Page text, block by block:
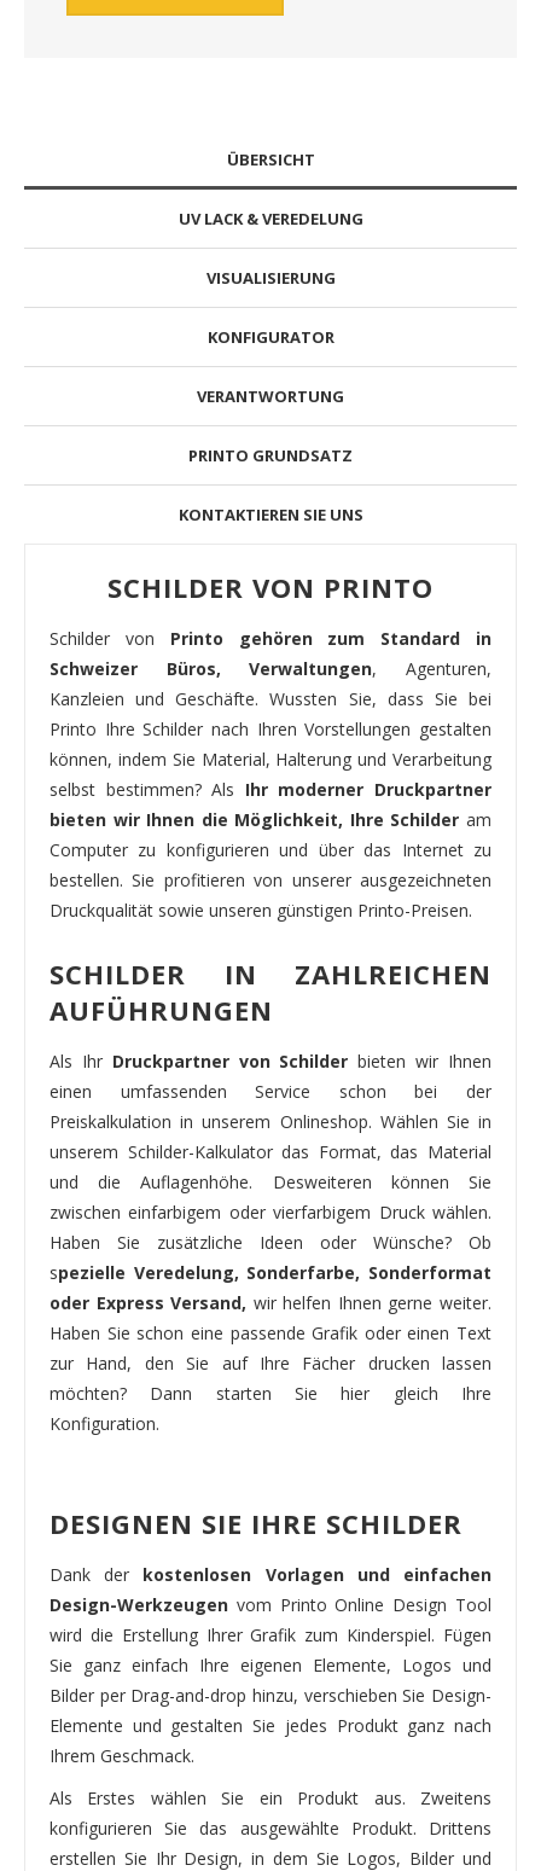
ÜBERSICHT
UV LACK & VEREDELUNG
VISUALISIERUNG
KONFIGURATOR
VERANTWORTUNG
PRINTO GRUNDSATZ
KONTAKTIEREN SIE UNS
SCHILDER VON PRINTO
Schilder von Printo gehören zum Standard in
Schweizer Büros, Verwaltungen, Agenturen,
Kanzleien und Geschäfte. Wussten Sie, dass Sie bei
Printo Ihre Schilder nach Ihren Vorstellungen gestalten
können, indem Sie Material, Halterung und Verarbeitung
selbst bestimmen? Als Ihr moderner Druckpartner
bieten wir Ihnen die Möglichkeit, Ihre Schilder am
Computer zu konfigurieren und über das Internet zu
bestellen. Sie profitieren von unserer ausgezeichneten
Druckqualität sowie unseren günstigen Printo-Preisen.
SCHILDER IN ZAHLREICHEN
AUFÜHRUNGEN
Als Ihr Druckpartner von Schilderbieten wir Ihnen
einen umfassenden Service schon bei der
Preiskalkulation in unserem Onlineshop. Wählen Sie in
unserem Schilder-Kalkulator das Format, das Material
und die Auflagenhöhe. Desweiteren können Sie
zwischen einfarbigem oder vierfarbigem Druck wählen.
Haben Sie zusätzliche Ideen oder Wünsche? Ob
spezielle Veredelung, Sonderfarbe, Sonderformat
oder Express Versand, wir helfen Ihnen gerne weiter.
Haben Sie schon eine passende Grafik oder einen Text
zur Hand, den Sie auf Ihre Fächer drucken lassen
möchten? Dann starten Sie hier gleich Ihre
Konfiguration.
DESIGNEN SIE IHRE SCHILDER
Dank der kostenlosen Vorlagen und einfachen
Design-Werkzeugen vom Printo Online Design Tool
wird die Erstellung Ihrer Grafik zum Kinderspiel. Fügen
Sie ganz einfach Ihre eigenen Elemente, Logos und
Bilder per Drag-and-drop hinzu, verschieben Sie Design-
Elemente und gestalten Sie jedes Produkt ganz nach
Ihrem Geschmack.
Als Erstes wählen Sie ein Produkt aus. Zweitens
konfigurieren Sie das ausgewählte Produkt. Drittens
erstellen Sie Ihr Design, in dem Sie Logos, Bilder und